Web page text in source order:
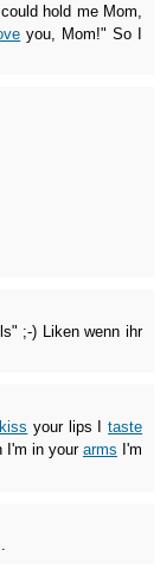
hold me Mom,
you, Mom!" So I
;-) Liken wenn ihr
kiss your lips Itaste
I'm in your arms I'm